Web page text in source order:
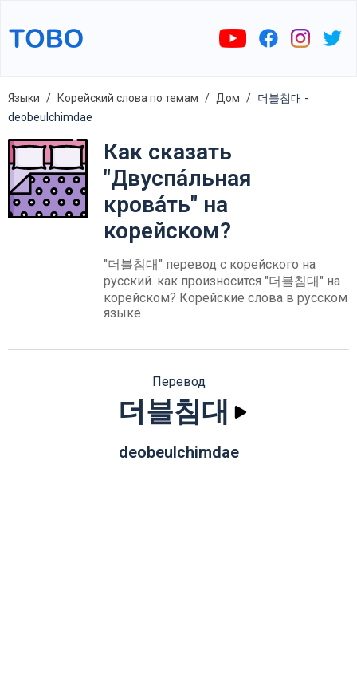
Языки Корейский слова по темам Дом
더블침대 -
deobeulchimdae
Как сказать
"Двуспа́льная
крова́ть" на
корейском?
"더블침대" перевод с корейского на
русский. как произносится "더블침대" на
корейском? Корейские слова в русском
языке
Перевод
더블침대
deobeulchimdae